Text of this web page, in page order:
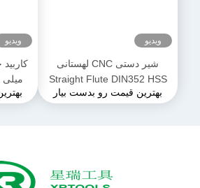
ویدیو
شیر دستی CNC لهستانی
Straight Flute DIN352 HSS
بهترین قیمت رو بدست بیار
ویدیو